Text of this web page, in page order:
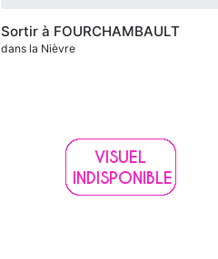
Sortir à FOURCHAMBAULT
dans la Nièvre